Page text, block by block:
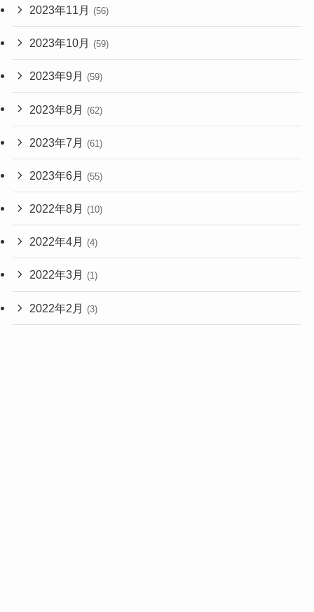
2023年11月 (56)
2023年10月 (59)
2023年9月 (59)
2023年8月 (62)
2023年7月 (61)
2023年6月 (55)
2022年8月 (10)
2022年4月 (4)
2022年3月 (1)
2022年2月 (3)